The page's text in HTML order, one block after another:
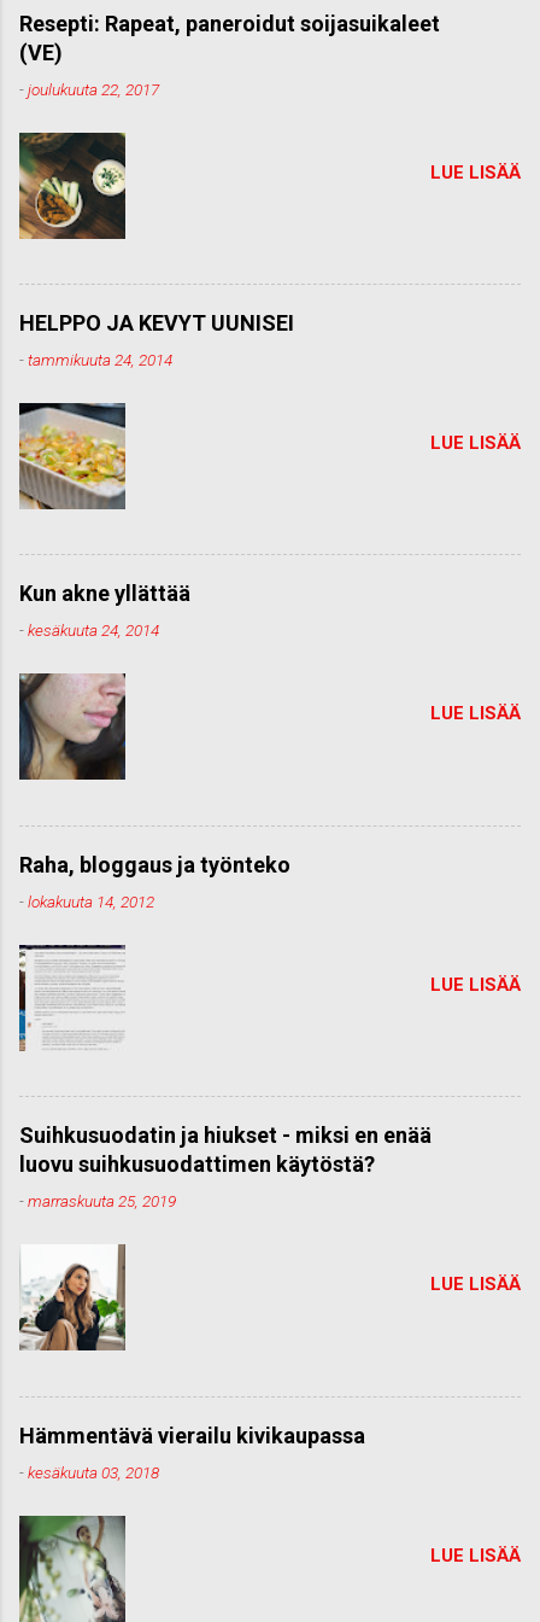
Resepti: Rapeat, paneroidut soijasuikaleet
(VE)
-joulukuuta 22, 2017
LUE LISÄÄ
HELPPO JA KEVYT UUNISEI
-tammikuuta 24, 2014
LUE LISÄÄ
Kun akne yllättää
-kesäkuuta 24, 2014
LUE LISÄÄ
Raha, bloggaus ja työnteko
-lokakuuta 14, 2012
LUE LISÄÄ
Suihkusuodatin ja hiukset - miksi en enää
luovu suihkusuodattimen käytöstä?
-marraskuuta 25, 2019
LUE LISÄÄ
Hämmentävä vierailu kivikaupassa
-kesäkuuta 03, 2018
LUE LISÄÄ